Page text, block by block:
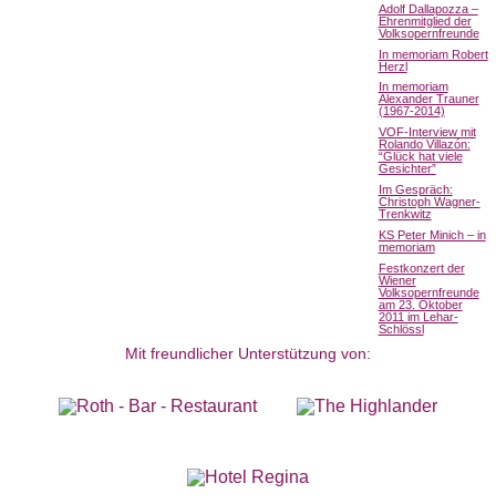
Adolf Dallapozza –
Ehrenmitglied der
Volksopernfreunde
In memoriam Robert
Herzl
In memoriam
Alexander Trauner
(1967-2014)
VOF-Interview mit
Rolando Villazón:
“Glück hat viele
Gesichter”
Im Gespräch:
Christoph Wagner-
Trenkwitz
KS Peter Minich – in
memoriam
Festkonzert der
Wiener
Volksopernfreunde
am 23. Oktober
2011 im Lehar-
Schlössl
Mit freundlicher Unterstützung von: